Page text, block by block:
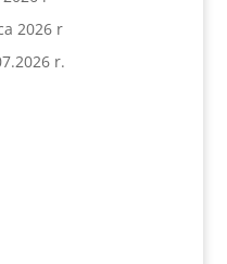
2026 r
r.